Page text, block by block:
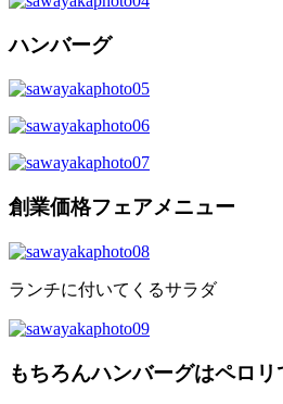
ハンバーグ
創業価格フェアメニュー
ランチに付いてくるサラダ
もちろんハンバーグはペロリ